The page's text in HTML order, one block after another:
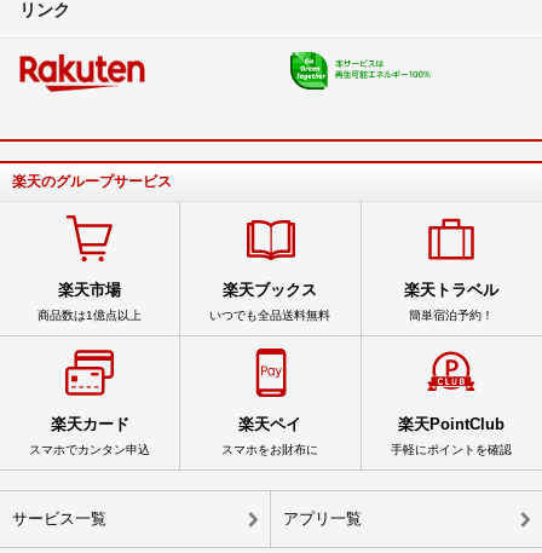
リンク
楽天のグループサービス
楽天市場
商品数は1億点以上
楽天ブックス
いつでも全品送料無料
楽天トラベル
簡単宿泊予約！
楽天カード
スマホでカンタン申込
楽天ペイ
スマホをお財布に
楽天PointClub
手軽にポイントを確認
サービス一覧 アプリ一覧